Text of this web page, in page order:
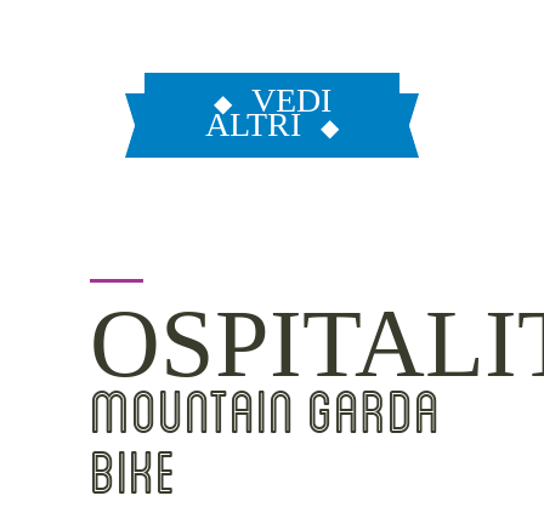
VEDI
ALTRI
MOUNTAIN GARDA
BIKE